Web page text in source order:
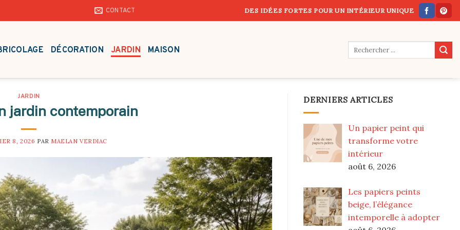
CONTACT DES IDÉES FORTES POUR UN INTÉRIEUR UNIQUE
DÉCORATION JARDIN MAISON
JARDIN
jardin contemporain
8, 2026 PAR MAELAN VERDIAC
DERNIERS ARTICLES
Un papier peint qui
transforme votre
intérieur
août 6, 2026
Les papiers peints
beige, l’élégance
intemporelle à adopter